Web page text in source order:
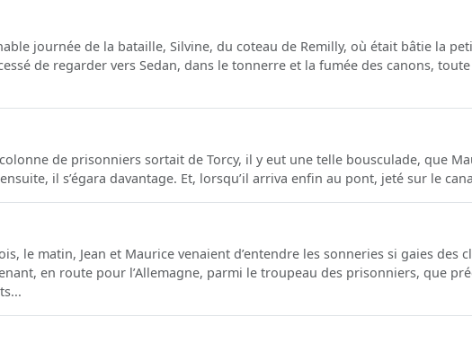
journée de la bataille, Silvine, du coteau de Remilly, où était bâtie la
de regarder vers Sedan, dans le tonnerre et la fumée des canons,
de prisonniers sortait de Torcy, il y eut une telle bousculade, que
il s’égara davantage. Et, lorsqu’il arriva enfin au pont, jeté sur le
le matin, Jean et Maurice venaient d’entendre les sonneries si gaies des
en route pour l’Allemagne, parmi le troupeau des prisonniers, que